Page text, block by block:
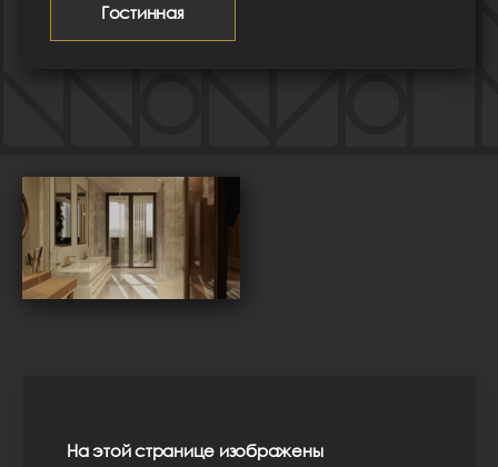
Гостинная
На этой странице изображены